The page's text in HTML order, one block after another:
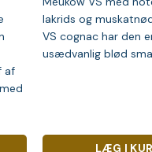
af
lakrids og
VS cognac har den
usædvanlig blød
LÆG I